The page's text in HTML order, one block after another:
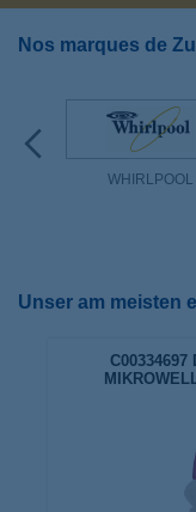
Nos marques de
WHIRLPOOL
Unser am meisten
C00334697